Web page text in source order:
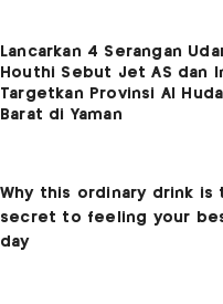
Lancarkan 4 Serangan
Houthi Sebut Jet AS dan
Targetkan Provinsi Al
Barat di Yaman